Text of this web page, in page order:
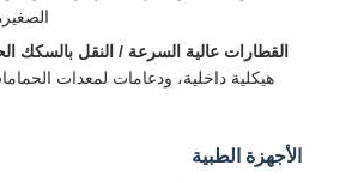
الصغيرة،
القطارات عالية السرعة / النقل بالسكك
هيكلية داخلية، ودعامات لمعدات الحمامات/
الأجهزة الطبية